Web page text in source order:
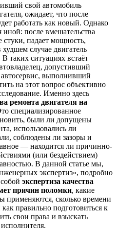
свой автомобиль
ожидает, что после
работать как новый. Однако
иной: после вмешательства
падает мощность,
случае двигатель
таких ситуациях встаёт
допустивший
выполнивший
на этот вопрос объективно
Именно здесь
ремонта двигателя на
специализированное
были ли допущены
использовались ли
соблюдены ли зазоры и
— находится ли причинно-
(или бездействием)
В данной статье мы,
экспертиз», подробно
экспертиза качества
причин поломки, какие
применяются, сколько времени
правильно подготовиться к
свои права и взыскать